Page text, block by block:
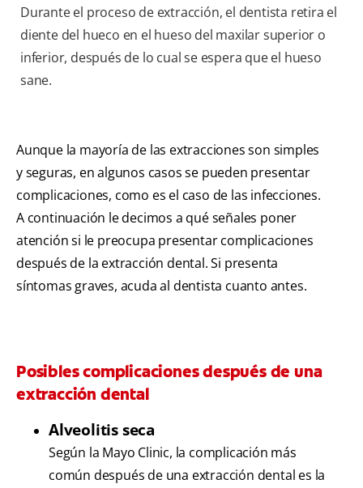
Durante el proceso de extracción, el dentista retira el
diente del hueco en el hueso del maxilar superior o
inferior, después de lo cual se espera que el hueso
sane.
Aunque la mayoría de las extracciones son simples
y seguras, en algunos casos se pueden presentar
complicaciones, como es el caso de las infecciones.
A continuación le decimos a qué señales poner
atención si le preocupa presentar complicaciones
después de la extracción dental. Si presenta
síntomas graves, acuda al dentista cuanto antes.
Posibles complicaciones después de una
extracción dental
Alveolitis seca
Según la Mayo Clinic, la complicación más
común después de una extracción dental es la